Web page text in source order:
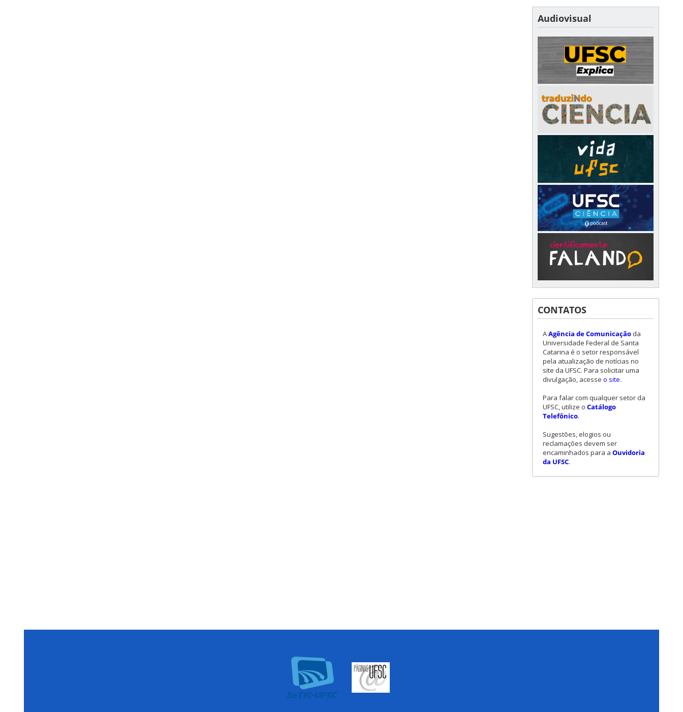
Audiovisual
CONTATOS
AAgência de Comunicação da
Universidade Federal de Santa
Catarina é o setor responsável
pela atualização de notícias no
site da UFSC. Para solicitar uma
divulgação, acesse o site.
Para falar com qualquer setor da
UFSC, utilize o Catálogo
Telefônico.
Sugestões, elogios ou
reclamações devem ser
encaminhados para a Ouvidoria
da UFSC.